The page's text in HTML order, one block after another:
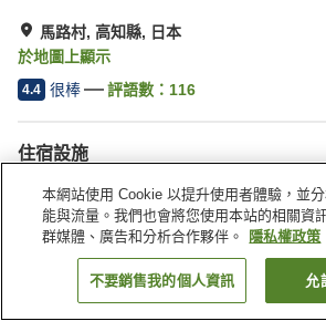
馬路村, 高知縣, 日本
於地圖上顯示
4.4 很棒 評語數： 116
住宿設施
停車場
餐廳
自動販賣機
商店
找客房
本網站使用 Cookie 以提升使用者體驗，並
能與流量。我們也會將您使用本站的相關資
群媒體、廣告和分析合作夥伴。
隱私權政策
不要銷售我的個人資訊 允